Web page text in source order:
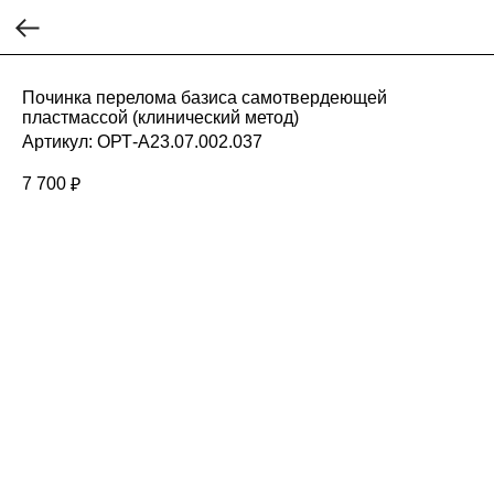
Починка перелома базиса самотвердеющей
пластмассой (клинический метод)
Артикул: ОРТ-А23.07.002.037
7 700 ₽